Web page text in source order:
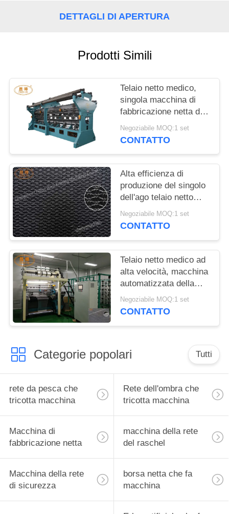
INFORMATIVA
SULLA
PRIVACY
DETTAGLI DI APERTURA
Prodotti Simili
Telaio netto medico,
singola macchina di
fabbricazione netta di
Antivari dell'ago
Negoziabile MOQ:1 set
CONTATTO
Alta efficienza di
produzione del singolo
dell'ago telaio netto
medico di Antivari
Negoziabile MOQ:1 set
CONTATTO
Telaio netto medico ad
alta velocità, macchina
automatizzata della
rete di Raschel
Negoziabile MOQ:1 set
CONTATTO
Categorie popolari Tutti
rete da pesca che
tricotta macchina
Rete dell'ombra che
tricotta macchina
Macchina di
fabbricazione netta
macchina della rete
del raschel
Macchina della rete
di sicurezza
borsa netta che fa
macchina